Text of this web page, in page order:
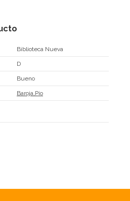
Biblioteca Nueva
D
Bueno
Baroja,Pío